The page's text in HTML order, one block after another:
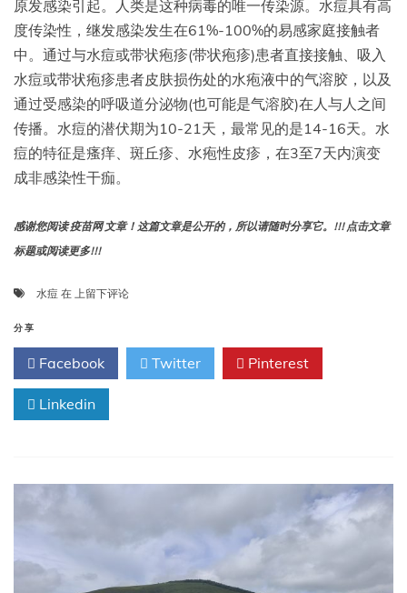
原发感染引起。人类是这种病毒的唯一传染源。水痘具有高
度传染性，继发感染发生在61%-100%的易感家庭接触者
中。通过与水痘或带状疱疹(带状疱疹)患者直接接触、吸入
水痘或带状疱疹患者皮肤损伤处的水疱液中的气溶胶，以及
通过受感染的呼吸道分泌物(也可能是气溶胶)在人与人之间
传播。水痘的潜伏期为10-21天，最常见的是14-16天。水
痘的特征是瘙痒、斑丘疹、水疱性皮疹，在3至7天内演变
成非感染性干痂。
感谢您阅读 疫苗网 文章！这篇文章是公开的，所以请随时分享它。!!! 点击文章
标题或阅读更多!!!
水痘 在 第
水
痘
上留下评论
分享
Facebook Twitter Pinterest
Linkedin